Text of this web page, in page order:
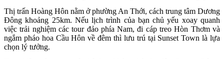
Thị trấn Hoàng Hôn nằm ở phường An Thới, cách trung tâm Dương
Đông khoảng 25km. Nếu lịch trình của bạn chủ yếu xoay quanh
việc trải nghiệm các tour đảo phía Nam, đi cáp treo Hòn Thơm và
ngắm pháo hoa Cầu Hôn về đêm thì lưu trú tại Sunset Town là lựa
chọn lý tưởng.